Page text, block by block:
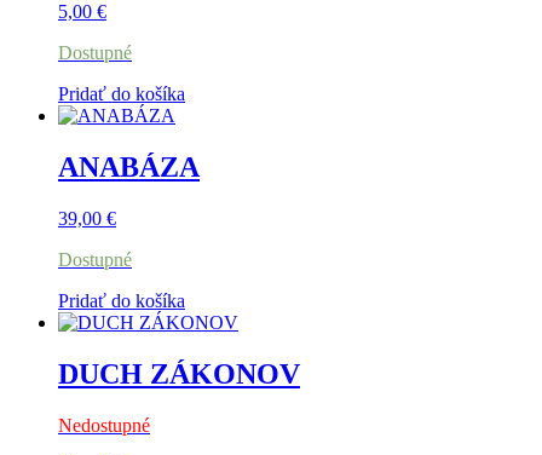
5,00 €
Dostupné
Pridať do košíka
ANABÁZA
39,00 €
Dostupné
Pridať do košíka
DUCH ZÁKONOV
Nedostupné